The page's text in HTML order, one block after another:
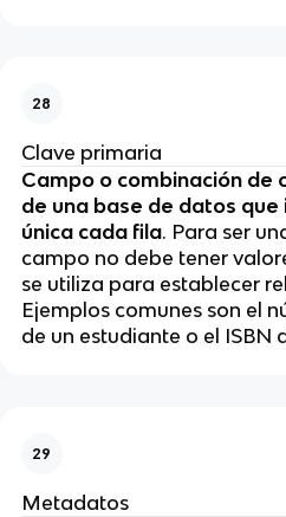
28
Clave primaria
Campo o combinación de
de una base de datos
única cada fila. Para ser
campo no debe tener
se utiliza para establecer
Ejemplos comunes son el
de un estudiante o el ISBN
29
Metadatos